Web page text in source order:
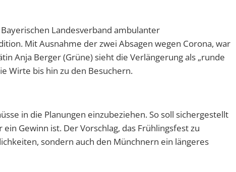
Landesverband ambulanter
Mit Ausnahme der zwei Absagen wegen Corona, war
Anja Berger (Grüne) sieht die Verlängerung als „runde
Wirte bis hin zu den Besuchern.
in die Planungen einzubeziehen. So soll sichergestellt
Gewinn ist. Der Vorschlag, das Frühlingsfest zu
sondern auch den Münchnern ein längeres